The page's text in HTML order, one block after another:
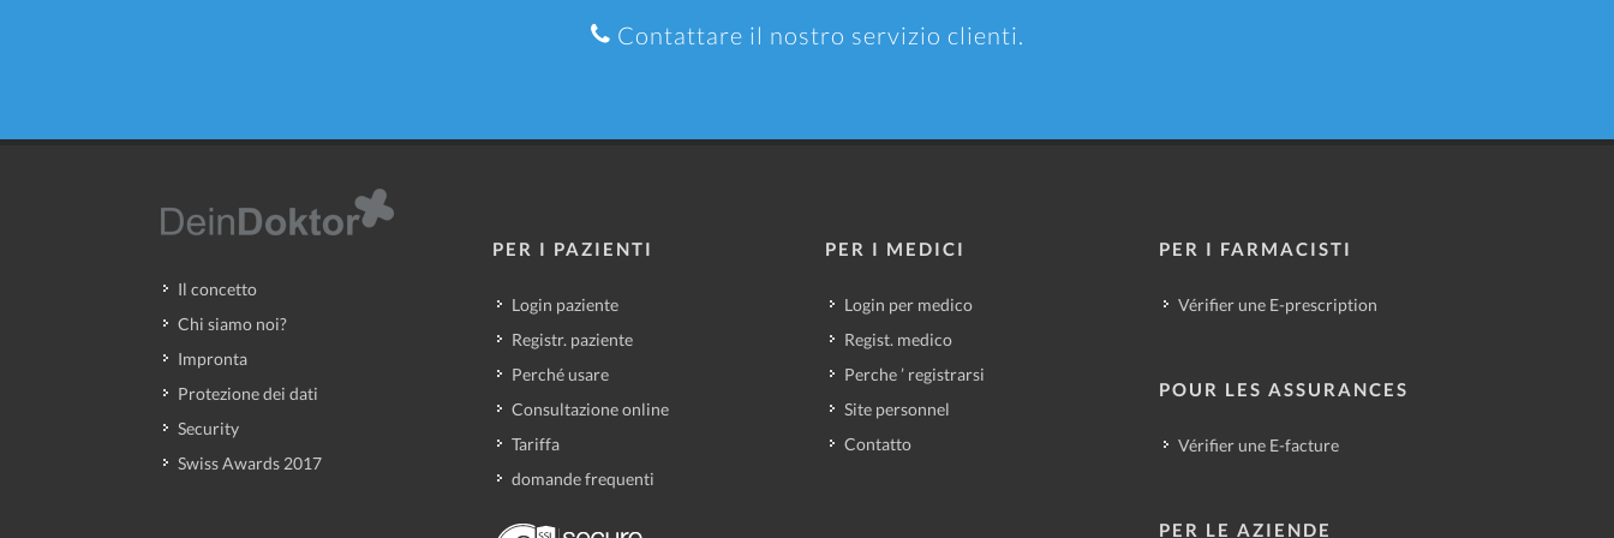
Contattare il nostro servizio clienti.
Il concetto
Chi siamo noi?
Impronta
Protezione dei dati
Security
Swiss Awards 2017
PER I PAZIENTI
Login paziente
Registr. paziente
Perché usare
Consultazione online
Tariffa
domande frequenti
PER I MEDICI
Login per medico
Regist. medico
Perche ’ registrarsi
Site personnel
Contatto
PER I FARMACISTI
Vérifier une E-prescription
POUR LES ASSURANCES
Vérifier une E-facture
PER LE AZIENDE